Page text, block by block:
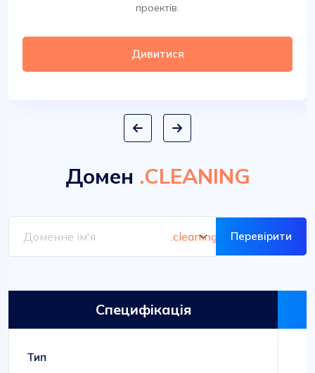
проектів.
Дивитися
Домен .CLEANING
Перевірити
Специфікація
Тип